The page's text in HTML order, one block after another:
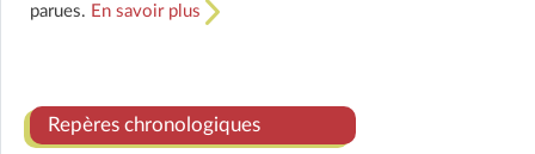
parues. En savoir plus
Repères chronologiques